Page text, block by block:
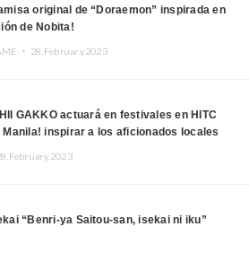
original de “Doraemon” inspirada en
de Nobita!
・ 28.February.2023
GAKKO actuará en festivales en HITC
Manila! inspirar a los aficionados locales
“Benri-ya Saitou-san, isekai ni iku”